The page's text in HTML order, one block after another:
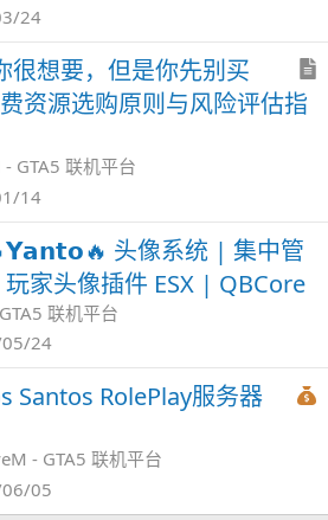
24
很想要，但是你先别买
资源选购原则与风险评估指
GTA5 联机平台
14
头像系统 | 集中管
家头像插件 ESX | QBCore
联机平台
24
Santos RolePlay服务器
- GTA5 联机平台
05